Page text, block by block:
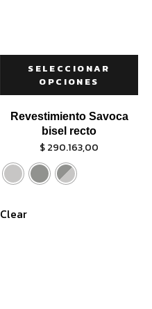
SELECCIONAR
OPCIONES
Revestimiento Savoca
bisel recto
$290.163,00
Clear